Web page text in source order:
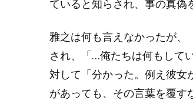
ていると知らされ、事の真偽
雅之は何も言えなかったが、
され、「…俺たちは何もして
対して「分かった。例え彼女
があっても、その言葉を覆す